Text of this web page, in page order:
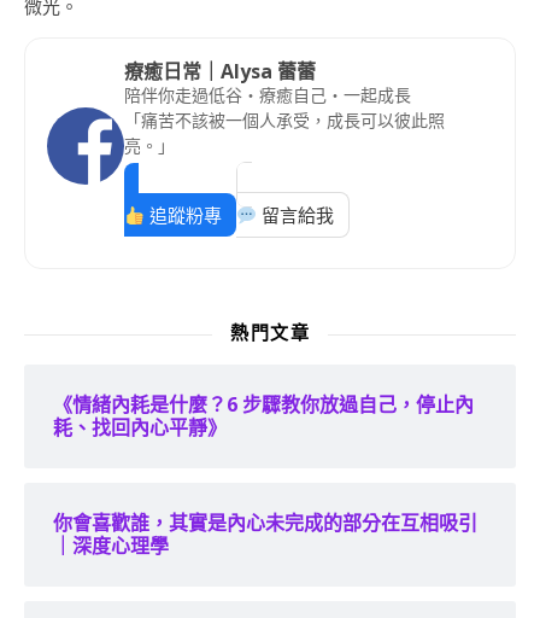
微光。
療癒日常｜Alysa 蕾蕾
陪伴你走過低谷・療癒自己・一起成長
「痛苦不該被一個人承受，成長可以彼此照
亮。」
追蹤粉專 留言給我
熱門文章
《情緒內耗是什麼？6 步驟教你放過自己，停止內
耗、找回內心平靜》
你會喜歡誰，其實是內心未完成的部分在互相吸引
｜深度心理學